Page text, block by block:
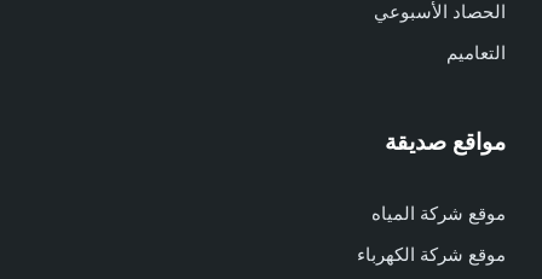
الحصاد الأسبوعي
التعاميم
مواقع صديقة
موقع شركة المياه
موقع شركة الكهرباء